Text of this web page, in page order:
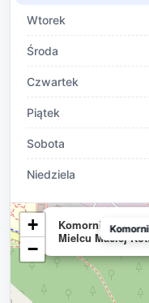
Wtorek
Środa
Czwartek
Piątek
Sobota
Niedziela
Komornik
Mielcu Maciej
+
−